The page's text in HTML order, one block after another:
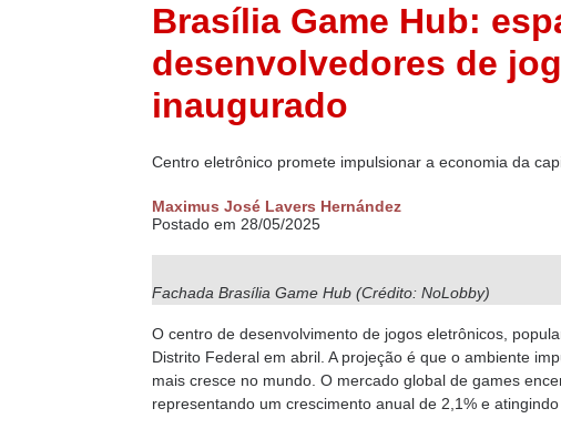
Brasília Game Hub:
desenvolvedores de
inaugurado
Centro eletrônico promete impulsionar a economia da
Maximus José Lavers Hernández
Postado em 28/05/2025
Fachada Brasília Game Hub (Crédito: NoLobby)
O centro de desenvolvimento de jogos eletrônicos,
Distrito Federal em abril. A projeção é que o ambiente
mais cresce no mundo. O mercado global de games
representando um crescimento anual de 2,1% e